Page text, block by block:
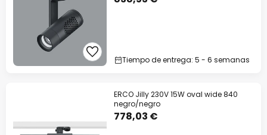
Tiempo de entrega: 5 - 6 semanas
ERCO Jilly 230V 15W oval wide 840
negro/negro
778,03 €